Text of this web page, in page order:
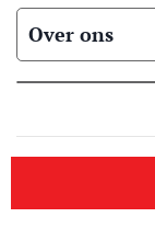
Over ons
© 2026